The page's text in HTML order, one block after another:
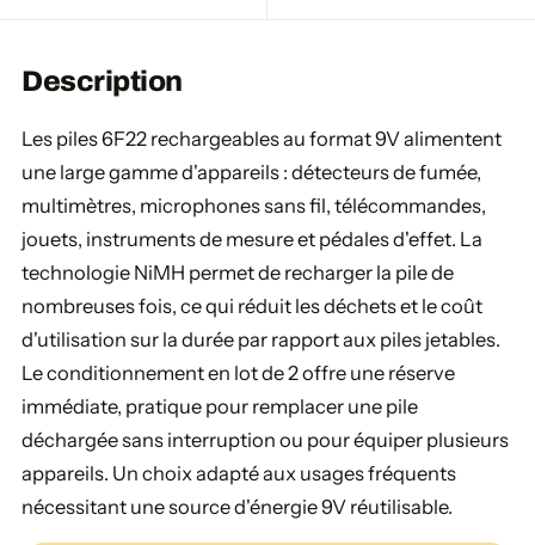
Description
Les piles 6F22 rechargeables au format 9V alimentent
une large gamme d'appareils : détecteurs de fumée,
multimètres, microphones sans fil, télécommandes,
jouets, instruments de mesure et pédales d'effet. La
technologie NiMH permet de recharger la pile de
nombreuses fois, ce qui réduit les déchets et le coût
d'utilisation sur la durée par rapport aux piles jetables.
Le conditionnement en lot de 2 offre une réserve
immédiate, pratique pour remplacer une pile
déchargée sans interruption ou pour équiper plusieurs
appareils. Un choix adapté aux usages fréquents
nécessitant une source d'énergie 9V réutilisable.